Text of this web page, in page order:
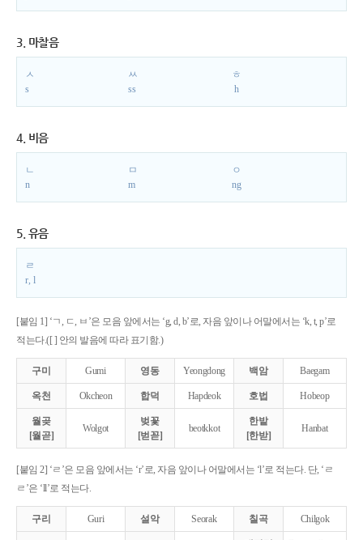
3. 마찰음
ㅅ
s
ㅆ
ss
ㅎ
h
4. 비음
ㄴ
n
ㅁ
m
ㅇ
ng
5. 유음
ㄹ
r, l
[붙임 1] ‘ㄱ, ㄷ, ㅂ’은 모음 앞에서는 ‘g, d, b’로, 자음 앞이나 어말에서는 ‘k, t, p’로
적는다.([ ] 안의 발음에 따라 표기함.)
구미 Gumi 영동 Yeongdong 백암 Baegam
옥천 Okcheon 합덕 Hapdeok 호법 Hobeop
월곶
[월곧]
Wolgot
벚꽃
[벋꼳]
beotkkot
한밭
[한받]
Hanbat
[붙임 2] ‘ㄹ’은 모음 앞에서는 ‘r’로, 자음 앞이나 어말에서는 ‘l’로 적는다. 단, ‘ㄹ
ㄹ’은 ‘ll’로 적는다.
구리 Guri 설악 Seorak 칠곡 Chilgok